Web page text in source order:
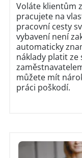
Voláte klientům
pracujete na
pracovní cesty
vybavení není
automaticky
náklady platit ze
můžete mít
práci poškodí.